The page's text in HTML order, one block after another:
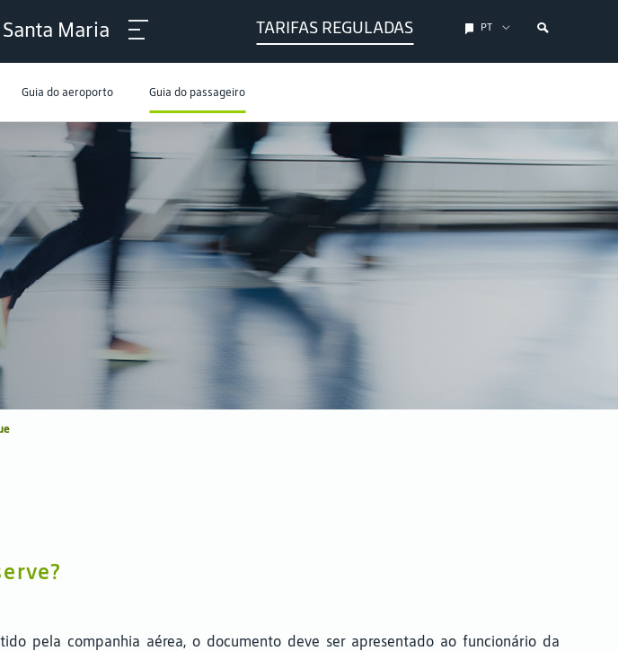
Maria TARIFAS REGULADAS PT
Guia do aeroporto Guia do passageiro
pela companhia aérea, o documento deve ser apresentado ao funcionário da